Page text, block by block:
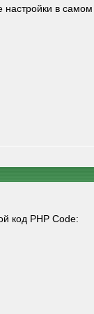
настройки в
код PHP Code: